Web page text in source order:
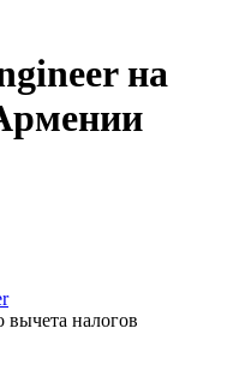
на
вычета налогов